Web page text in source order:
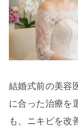
結婚式前の美容
に合った治療を
も、ニキビを改